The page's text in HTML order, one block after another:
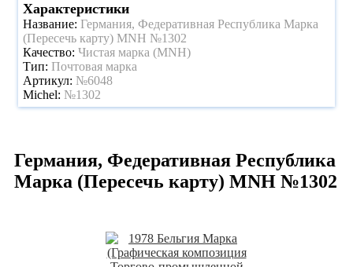
Характеристики
Название: Германия, Федеративная Республика Марка
(Пересечь карту) MNH №1302
Качество: Чистая марка (MNH)
Тип: Почтовая марка
Артикул: №6048
Michel: №1302
Германия, Федеративная Республика
Марка (Пересечь карту) MNH №1302